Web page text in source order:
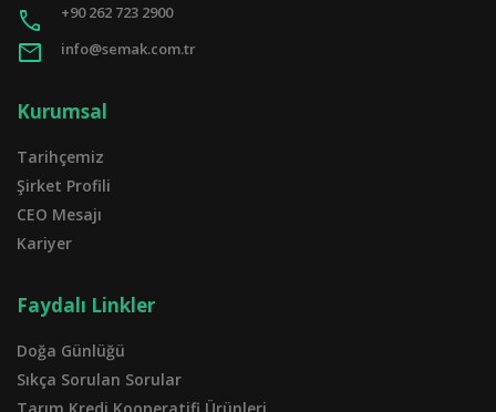
call +90 262 723 2900
mail info@semak.com.tr
Kurumsal
Tarihçemiz
Şirket Profili
CEO Mesajı
Kariyer
Faydalı Linkler
Doğa Günlüğü
Sıkça Sorulan Sorular
Tarım Kredi Kooperatifi Ürünleri